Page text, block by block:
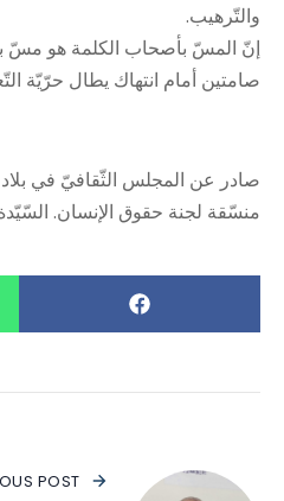
والتّرهيب.
إنّ المسّ بأصحاب الكلمة هو مسّ
صامتين أمام انتهاك يطال حرّيّة
صادر عن المجلس الثّقافيّ في بلاد جبيل.
منسّقة لجنة حقوق الإنسان.
POST